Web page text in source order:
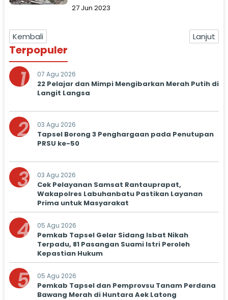
27 Jun 2023
Kembali Lanjut
Terpopuler
1 07 Agu 2026
22 Pelajar dan Mimpi Mengibarkan Merah Putih di
Langit Langsa
2 03 Agu 2026
Tapsel Borong 3 Penghargaan pada Penutupan
PRSU ke-50
3 03 Agu 2026
Cek Pelayanan Samsat Rantauprapat,
Wakapolres Labuhanbatu Pastikan Layanan
Prima untuk Masyarakat
4 05 Agu 2026
Pemkab Tapsel Gelar Sidang Isbat Nikah
Terpadu, 81 Pasangan Suami Istri Peroleh
Kepastian Hukum
5 05 Agu 2026
Pemkab Tapsel dan Pemprovsu Tanam Perdana
Bawang Merah di Huntara Aek Latong